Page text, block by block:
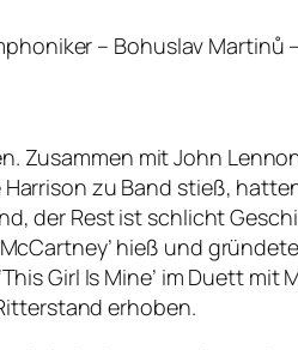
– Bohuslav Martinů
Zusammen mit John
zu Band stieß,
der Rest ist schlicht
hieß und
Girl Is Mine’ im Duett
erhoben.